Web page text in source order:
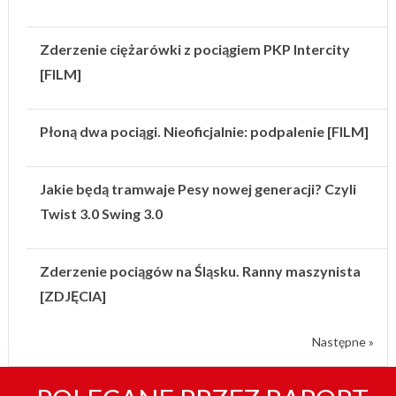
Zderzenie ciężarówki z pociągiem PKP Intercity
[FILM]
Płoną dwa pociągi. Nieoficjalnie: podpalenie [FILM]
Jakie będą tramwaje Pesy nowej generacji? Czyli
Twist 3.0 Swing 3.0
Zderzenie pociągów na Śląsku. Ranny maszynista
[ZDJĘCIA]
Następne »